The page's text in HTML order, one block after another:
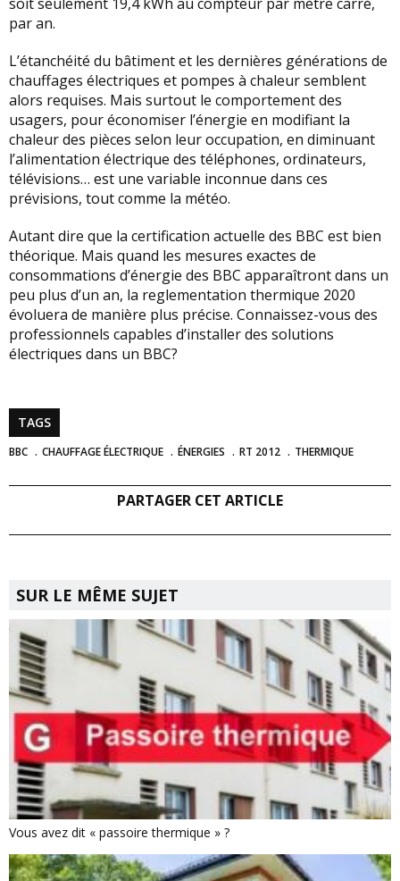
par an.
L’étanchéité du bâtiment et les dernières générations de
chauffages électriques et pompes à chaleur semblent
alors requises. Mais surtout le comportement des
usagers, pour économiser l’énergie en modifiant la
chaleur des pièces selon leur occupation, en diminuant
l’alimentation électrique des téléphones, ordinateurs,
télévisions… est une variable inconnue dans ces
prévisions, tout comme la météo.
Autant dire que la certification actuelle des BBC est bien
théorique. Mais quand les mesures exactes de
consommations d’énergie des BBC apparaîtront dans un
peu plus d’un an, la reglementation thermique 2020
évoluera de manière plus précise. Connaissez-vous des
professionnels capables d’installer des solutions
électriques dans un BBC?
TAGS
BBC CHAUFFAGE ÉLECTRIQUE ÉNERGIES RT 2012 THERMIQUE
PARTAGER CET ARTICLE
SUR LE MÊME SUJET
Vous avez dit « passoire thermique » ?